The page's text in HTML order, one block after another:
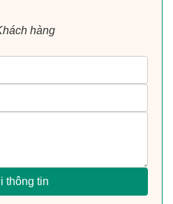
hàng
thông tin